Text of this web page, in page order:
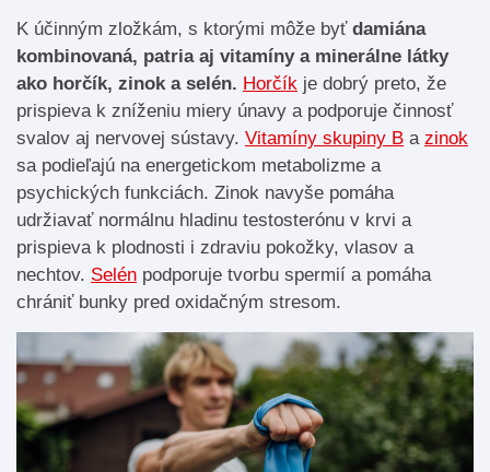
K účinným zložkám, s ktorými môže byť damiána
kombinovaná, patria aj vitamíny a minerálne látky
ako horčík, zinok a selén. Horčík je dobrý preto, že
prispieva k zníženiu miery únavy a podporuje činnosť
svalov aj nervovej sústavy. Vitamíny skupiny B a zinok
sa podieľajú na energetickom metabolizme a
psychických funkciách. Zinok navyše pomáha
udržiavať normálnu hladinu testosterónu v krvi a
prispieva k plodnosti i zdraviu pokožky, vlasov a
nechtov. Selén podporuje tvorbu spermií a pomáha
chrániť bunky pred oxidačným stresom.